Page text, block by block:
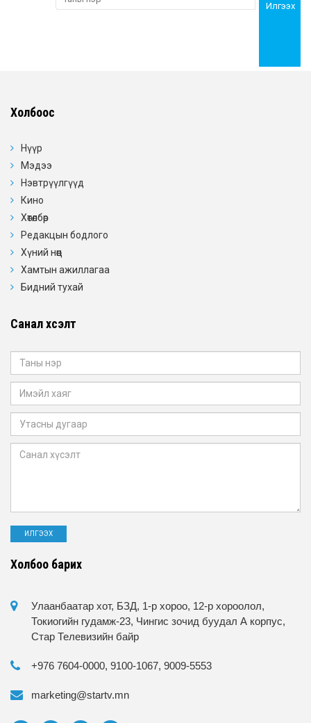
Илгээх
Холбоос
Нүүр
Мэдээ
Нэвтрүүлгүүд
Кино
Хөтөлбөр
Редакцын бодлого
Хүний нөөц
Хамтын ажиллагаа
Бидний тухай
Санал хүсэлт
Холбоо барих
Улаанбаатар хот, БЗД, 1-р хороо, 12-р хороолол,
Токиогийн гудамж-23, Чингис зочид буудал А корпус,
Стар Телевизийн байр
+976 7604-0000, 9100-1067, 9009-5553
marketing@startv.mn